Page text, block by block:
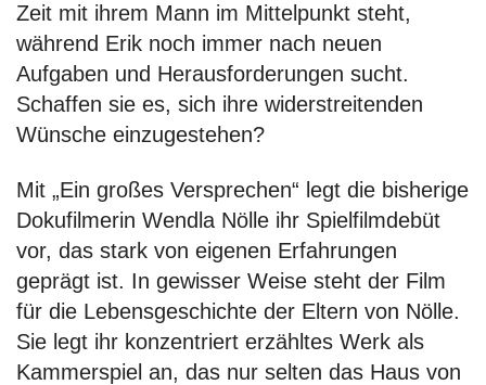
Zeit mit ihrem Mann im Mittelpunkt steht,
während Erik noch immer nach neuen
Aufgaben und Herausforderungen sucht.
Schaffen sie es, sich ihre widerstreitenden
Wünsche einzugestehen?
Mit „Ein großes Versprechen“ legt die bisherige
Dokufilmerin Wendla Nölle ihr Spielfilmdebüt
vor, das stark von eigenen Erfahrungen
geprägt ist. In gewisser Weise steht der Film
für die Lebensgeschichte der Eltern von Nölle.
Sie legt ihr konzentriert erzähltes Werk als
Kammerspiel an, das nur selten das Haus von